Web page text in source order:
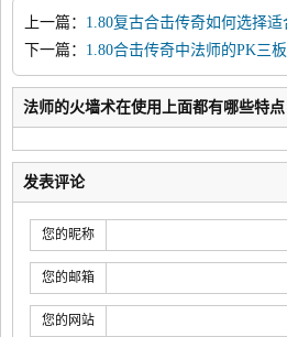
上一篇： 1.80复古合击传奇如何选择
下一篇： 1.80合击传奇中法师的PK三
法师的火墙术在使用上面都有哪些特
发表评论
您的昵称
您的邮箱
您的网站